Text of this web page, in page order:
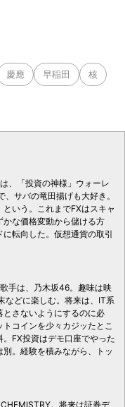
慶應 早稲田 核
、「投資の神様」ウォーレ
サバの竜田揚げも大好き。
いう。これまでFXはスキャ
な価格変動から儲ける方
転向した。仮想通貨の取引
手は、乃木坂46。趣味は映
などに楽しむ。将来は、IT系
さないようにするのに必
コインを少々カジッたとこ
FX投資はデモ口座でやった
。経験を積みながら、トッ
。将来は証券デ